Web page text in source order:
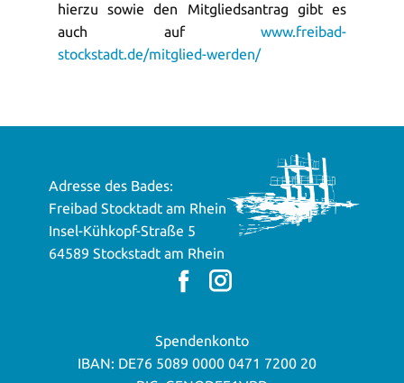
hierzu sowie den Mitgliedsantrag gibt es
auch auf www.freibad-
stockstadt.de/mitglied-werden/
Adresse des Bades:
Freibad Stocktadt am Rhein
Insel-Kühkopf-Straße 5
64589 Stockstadt am Rhein
Spendenkonto
IBAN: DE76 5089 0000 0471 7200 20